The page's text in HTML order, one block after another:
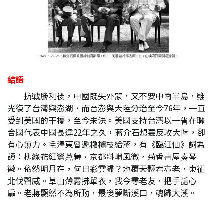
結語
抗戰勝利後，中國既失外蒙，又不要中南半島，雖
光復了台灣與澎湖，而台澎與大陸分治至今76年，一直
受到美國的干擾，至今未決。美國支持台灣以一省在聯
合國代表中國長達22年之久，蔣介石想要反攻大陸，卻
有心無力。毛澤東曾遞橄欖枝給蔣，有《臨江仙》詞為
證：柳綠花紅鶯燕舞，京都料峭風微，菊香書屋奏琴
徽。依然明月在，何日彩雲歸？地覆天翻君亦老，東征
北伐聲威。草山薄霧拂單衣，我今尋老友，把手話心
扉。老蔣顯然不為所動，最後夢斷溪口，魂歸大溪。